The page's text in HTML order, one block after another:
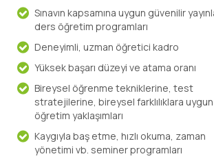
Sınavın kapsamına uygun güvenilir
ders öğretim programları
Deneyimli, uzman öğretici kadro
Yüksek başarı düzeyi ve atama oranı
Bireysel öğrenme tekniklerine, test
stratejilerine, bireysel farklılıklara uygun
öğretim yaklaşımları
Kaygıyla baş etme, hızlı okuma, zaman
yönetimi vb. seminer programları